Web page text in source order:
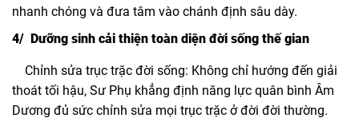
nhanh chóng và đưa tâm vào chánh định sâu dày.
4/ Dưỡng sinh cải thiện toàn diện đời sống thế gian
Chỉnh sửa trục trặc đời sống: Không chỉ hướng đến giải
thoát tối hậu, Sư Phụ khẳng định năng lực quân bình Âm
Dương đủ sức chỉnh sửa mọi trục trặc ở đời đời thường.